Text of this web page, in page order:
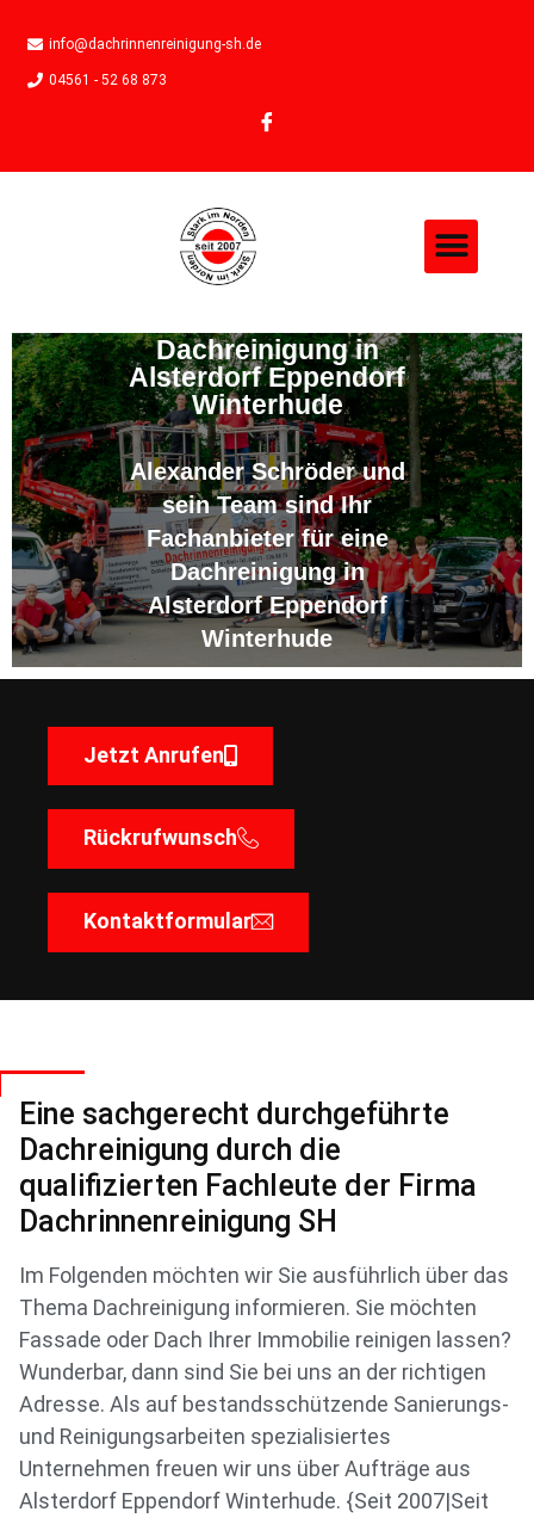
info@dachrinnenreinigung-sh.de
04561 - 52 68 873
Dachreinigung in
Alsterdorf Eppendorf
Winterhude
Alexander Schröder und
sein Team sind Ihr
Fachanbieter für eine
Dachreinigung in
Alsterdorf Eppendorf
Winterhude
Jetzt Anrufen
Rückrufwunsch
Kontaktformular
Eine sachgerecht durchgeführte
Dachreinigung durch die
qualifizierten Fachleute der Firma
Dachrinnenreinigung SH
Im Folgenden möchten wir Sie ausführlich über das
Thema Dachreinigung informieren. Sie möchten
Fassade oder Dach Ihrer Immobilie reinigen lassen?
Wunderbar, dann sind Sie bei uns an der richtigen
Adresse. Als auf bestandsschützende Sanierungs-
und Reinigungsarbeiten spezialisiertes
Unternehmen freuen wir uns über Aufträge aus
Alsterdorf Eppendorf Winterhude. {Seit 2007|Seit